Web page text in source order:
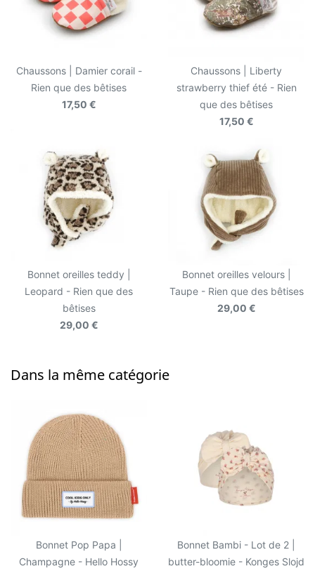
Chaussons | Damier corail -
Rien que des bêtises
17,50 €
Chaussons | Liberty
strawberry thief été - Rien
que des bêtises
17,50 €
Bonnet oreilles teddy |
Leopard - Rien que des
bêtises
29,00 €
Bonnet oreilles velours |
Taupe - Rien que des bêtises
29,00 €
Dans la même catégorie
Bonnet Pop Papa |
Champagne - Hello Hossy
Bonnet Bambi - Lot de 2 |
butter-bloomie - Konges Slojd